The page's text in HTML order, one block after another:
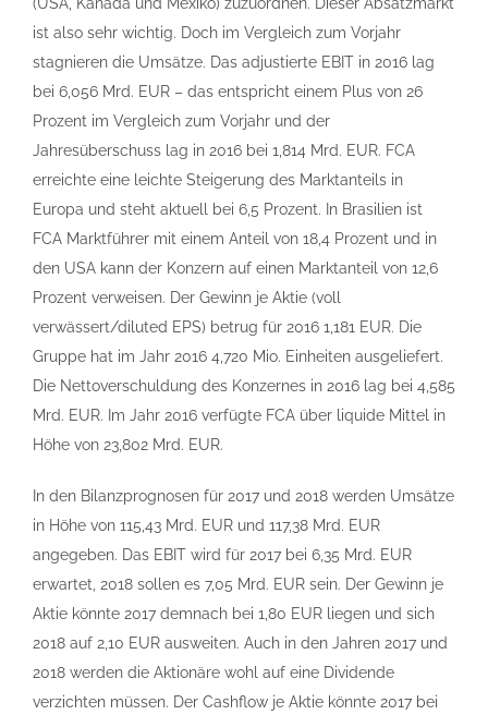
ist also sehr wichtig. Doch im Vergleich zum Vorjahr
stagnieren die Umsätze. Das adjustierte EBIT in 2016 lag
bei 6,056 Mrd. EUR – das entspricht einem Plus von 26
Prozent im Vergleich zum Vorjahr und der
Jahresüberschuss lag in 2016 bei 1,814 Mrd. EUR. FCA
erreichte eine leichte Steigerung des Marktanteils in
Europa und steht aktuell bei 6,5 Prozent. In Brasilien ist
FCA Marktführer mit einem Anteil von 18,4 Prozent und in
den USA kann der Konzern auf einen Marktanteil von 12,6
Prozent verweisen. Der Gewinn je Aktie (voll
verwässert/diluted EPS) betrug für 2016 1,181 EUR. Die
Gruppe hat im Jahr 2016 4,720 Mio. Einheiten ausgeliefert.
Die Nettoverschuldung des Konzernes in 2016 lag bei 4,585
Mrd. EUR. Im Jahr 2016 verfügte FCA über liquide Mittel in
Höhe von 23,802 Mrd. EUR.
In den Bilanzprognosen für 2017 und 2018 werden Umsätze
in Höhe von 115,43 Mrd. EUR und 117,38 Mrd. EUR
angegeben. Das EBIT wird für 2017 bei 6,35 Mrd. EUR
erwartet, 2018 sollen es 7,05 Mrd. EUR sein. Der Gewinn je
Aktie könnte 2017 demnach bei 1,80 EUR liegen und sich
2018 auf 2,10 EUR ausweiten. Auch in den Jahren 2017 und
2018 werden die Aktionäre wohl auf eine Dividende
verzichten müssen. Der Cashflow je Aktie könnte 2017 bei